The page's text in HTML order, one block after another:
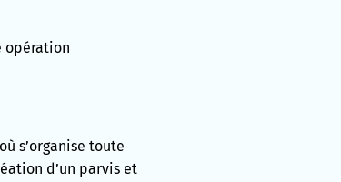
opération
s’organise toute
d’un parvis et